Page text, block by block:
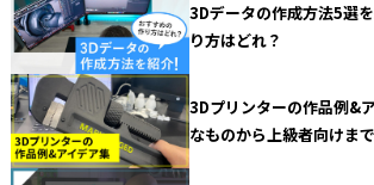
3Dデータの作成方法5選
り方はどれ？
3Dプリンターの作品例&
なものから上級者向けま